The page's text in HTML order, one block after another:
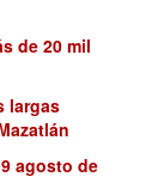
de 20 mil
largas
agosto de